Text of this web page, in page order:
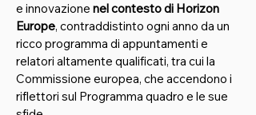
e innovazione nel contesto di Horizon
Europe, contraddistinto ogni anno da un
ricco programma di appuntamenti e
relatori altamente qualificati, tra cui la
Commissione europea, che accendono i
riflettori sul Programma quadro e le sue